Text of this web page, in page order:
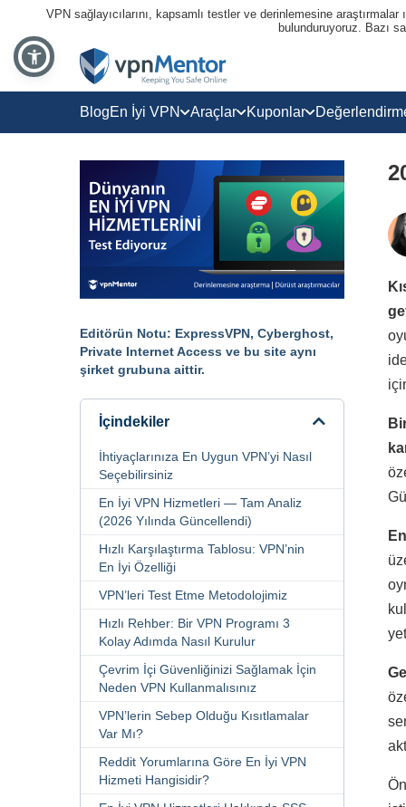
VPN sağlayıcılarını, kapsamlı testler ve derinlemesine
bulunduruyoruz. Bazı
BlogEn İyi VPN Araçlar Kuponlar
Editörün Notu: ExpressVPN, Cyberghost,
Private Internet Access ve bu site aynı
şirket grubuna aittir.
İçindekiler
İhtiyaçlarınıza En Uygun VPN’yi Nasıl
Seçebilirsiniz
En İyi VPN Hizmetleri — Tam Analiz
(2026 Yılında Güncellendi)
Hızlı Karşılaştırma Tablosu: VPN’nin
En İyi Özelliği
VPN’leri Test Etme Metodolojimiz
Hızlı Rehber: Bir VPN Programı 3
Kolay Adımda Nasıl Kurulur
Çevrim İçi Güvenliğinizi Sağlamak İçin
Neden VPN Kullanmalısınız
VPN’lerin Sebep Olduğu Kısıtlamalar
Var Mı?
Reddit Yorumlarına Göre En İyi VPN
Hizmeti Hangisidir?